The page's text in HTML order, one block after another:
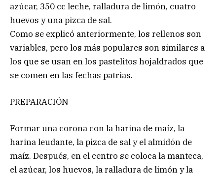
azúcar, 350 cc leche, ralladura de limón, cuatro
huevos y una pizca de sal.
Como se explicó anteriormente, los rellenos son
variables, pero los más populares son similares a
los que se usan en los pastelitos hojaldrados que
se comen en las fechas patrias.
PREPARACIÓN
Formar una corona con la harina de maíz, la
harina leudante, la pizca de sal y el almidón de
maíz. Después, en el centro se coloca la manteca,
el azúcar, los huevos, la ralladura de limón y la